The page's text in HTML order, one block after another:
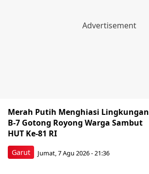
Garut
Merah Putih Menghiasi Lingkungan
B-7 Gotong Royong Warga Sambut
HUT Ke-81 RI
Jumat, 7 Agu 2026 - 21:36